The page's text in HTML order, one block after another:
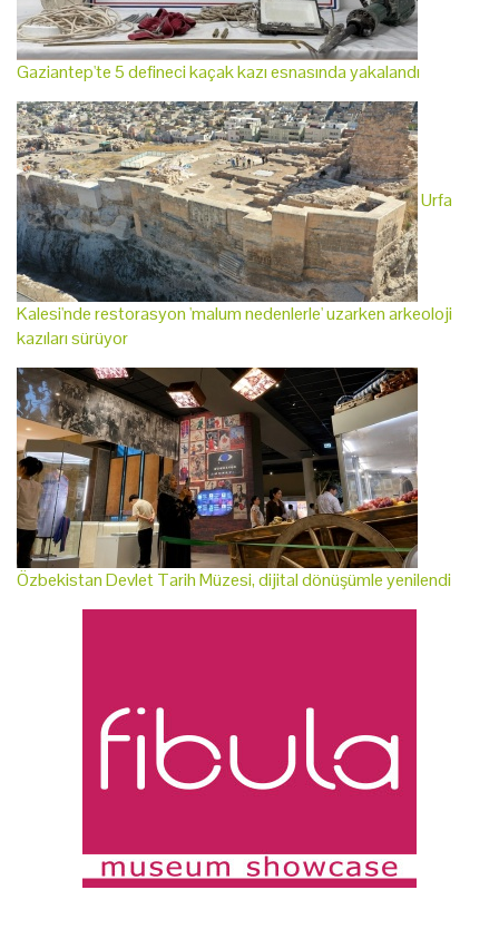
Gaziantep'te 5 defineci kaçak kazı esnasında yakalandı
Urfa
Kalesi'nde restorasyon 'malum nedenlerle' uzarken arkeoloji
kazıları sürüyor
Özbekistan Devlet Tarih Müzesi, dijital dönüşümle yenilendi